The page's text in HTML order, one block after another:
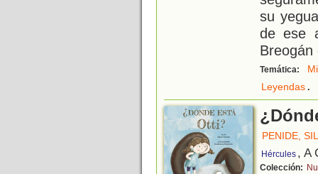
su
de ese
Breogán
Temática:
Leyendas.
PENIDE,
Hércules , A
Colección: